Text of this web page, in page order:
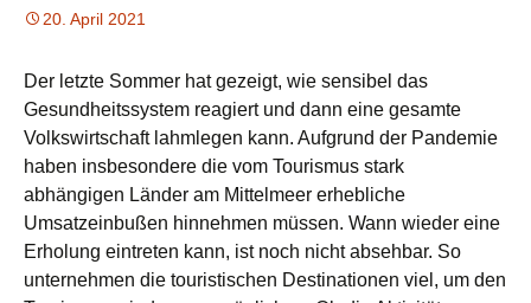
20. April 2021
Der letzte Sommer hat gezeigt, wie sensibel das
Gesundheitssystem reagiert und dann eine gesamte
Volkswirtschaft lahmlegen kann. Aufgrund der Pandemie
haben insbesondere die vom Tourismus stark
abhängigen Länder am Mittelmeer erhebliche
Umsatzeinbußen hinnehmen müssen. Wann wieder eine
Erholung eintreten kann, ist noch nicht absehbar. So
unternehmen die touristischen Destinationen viel, um den